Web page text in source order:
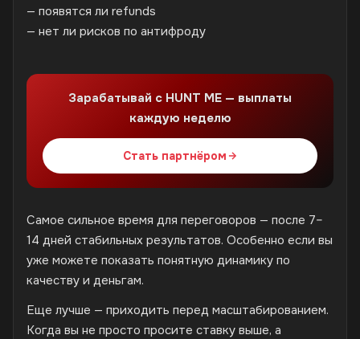
— появятся ли refunds
— нет ли рисков по антифроду
Зарабатывай с HUNT ME — выплаты
каждую неделю
Стать партнёром
Самое сильное время для переговоров — после 7–
14 дней стабильных результатов. Особенно если вы
уже можете показать понятную динамику по
качеству и деньгам.
Еще лучше — приходить перед масштабированием.
Когда вы не просто просите ставку выше, а